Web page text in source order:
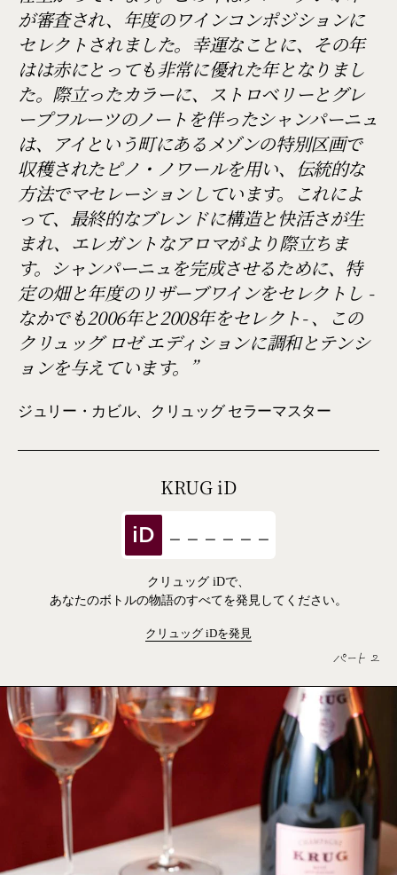
が審査され、年度のワインコンポジションに
セレクトされました。幸運なことに、その年
はは赤にとっても非常に優れた年となりまし
た。際立ったカラーに、ストロベリーとグレ
ープフルーツのノートを伴ったシャンパーニュ
は、アイという町にあるメゾンの特別区画で
収穫されたピノ・ノワールを用い、伝統的な
方法でマセレーションしています。これによ
って、最終的なブレンドに構造と快活さが生
まれ、エレガントなアロマがより際立ちま
す。シャンパーニュを完成させるために、特
定の畑と年度のリザーブワインをセレクトし -
なかでも2006年と2008年をセレクト- 、この
クリュッグ ロゼ エディションに調和とテンシ
ョンを与えています。
ジュリー・カビル、クリュッグ セラーマスター
KRUGiD
iD
クリュッグ iDで、
あなたのボトルの物語のすべてを発見してください。
クリュッグ iDを発見
パート 2